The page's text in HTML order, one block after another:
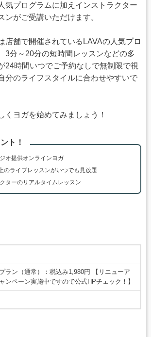
気プログラムに加えインストラクター
ンがご受講いただけます。
店舗で開催されているLAVAの人気プロ
3分～20分の短時間レッスンなどの多
24時間いつでご予約なしで無制限で視
分のライフスタイルに合わせやすいで
くヨガを始めてみましょう！
ト！
オ提供オンラインヨガ
のライブレッスンがいつでも見放題
ターのリアルタイムレッスン
ラン（通常）：税込み1,980円 【リニューア
ンペーン実施中ですので公式HPチェック！】